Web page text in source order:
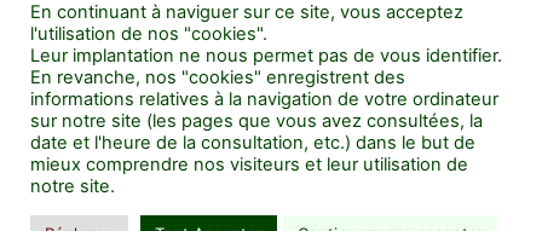
Navigation
de
l’article
Publication précédente
À retenir en 2022
Publication suivante
En continuant à naviguer sur ce site, vous acceptez
l'utilisation de nos "cookies".
Leur implantation ne nous permet pas de vous identifier.
En revanche, nos "cookies" enregistrent des
informations relatives à la navigation de votre ordinateur
sur notre site (les pages que vous avez consultées, la
date et l'heure de la consultation, etc.) dans le but de
mieux comprendre nos visiteurs et leur utilisation de
notre site.